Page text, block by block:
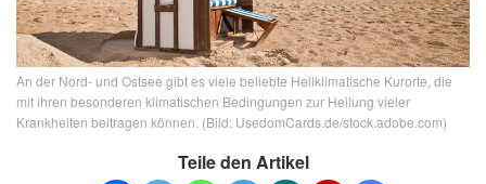
An der Nord- und Ostsee gibt es viele beliebte Heilklimatische Kurorte, die
mit ihren besonderen klimatischen Bedingungen zur Heilung vieler
Krankheiten beitragen können. (Bild: UsedomCards.de/stock.adobe.com)
Teile den Artikel